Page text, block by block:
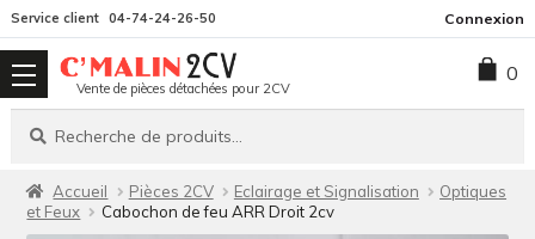
la
navigation
contenu
Service client 04-74-24-26-50 Connexion
Vente de pièces détachées pour 2CV
Recherche
Recherche
0
Accueil Pièces 2CV Eclairage et Signalisation
Optiques
et Feux
Cabochon de feu ARR Droit 2cv